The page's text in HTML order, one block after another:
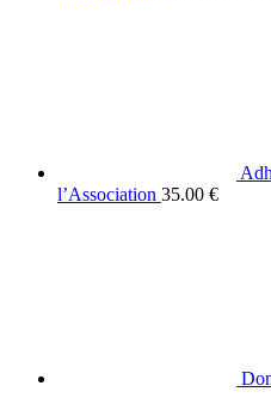
l’Association 35.00 €